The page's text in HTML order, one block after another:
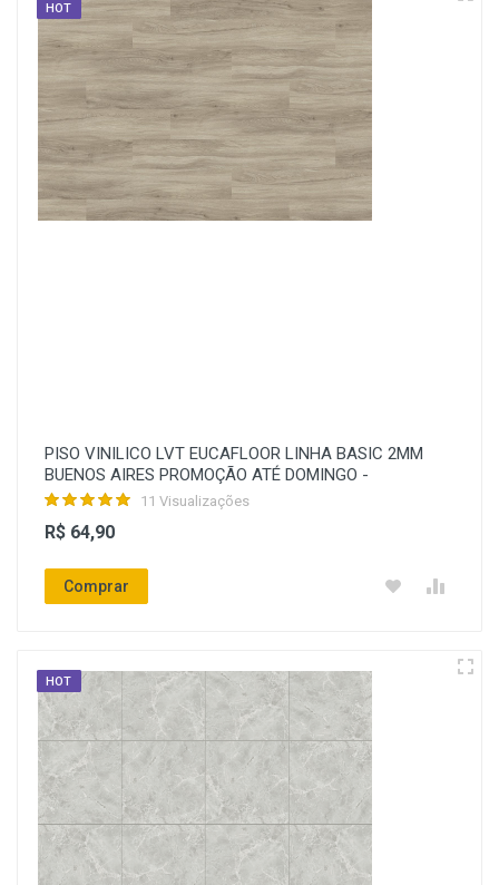
HOT
PISO VINILICO LVT EUCAFLOOR LINHA BASIC 2MM
BUENOS AIRES PROMOÇÃO ATÉ DOMINGO -
11 Visualizações
R$ 64,90
Comprar
HOT